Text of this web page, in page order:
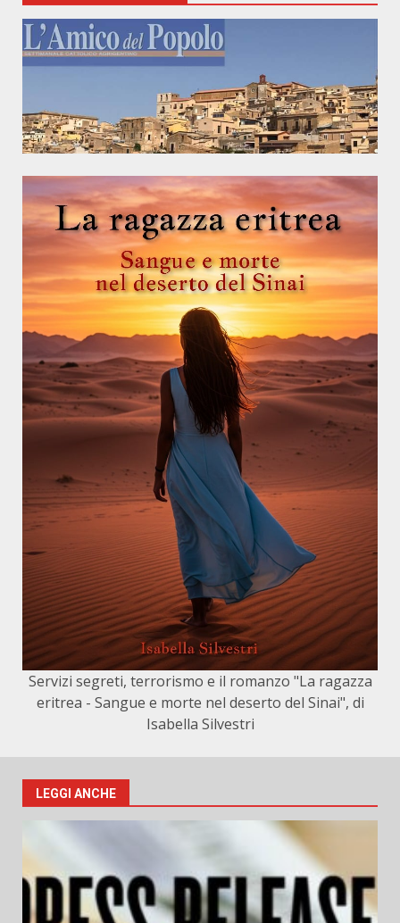
Servizi segreti, terrorismo e il romanzo "La ragazza
eritrea - Sangue e morte nel deserto del Sinai", di
Isabella Silvestri
LEGGI ANCHE